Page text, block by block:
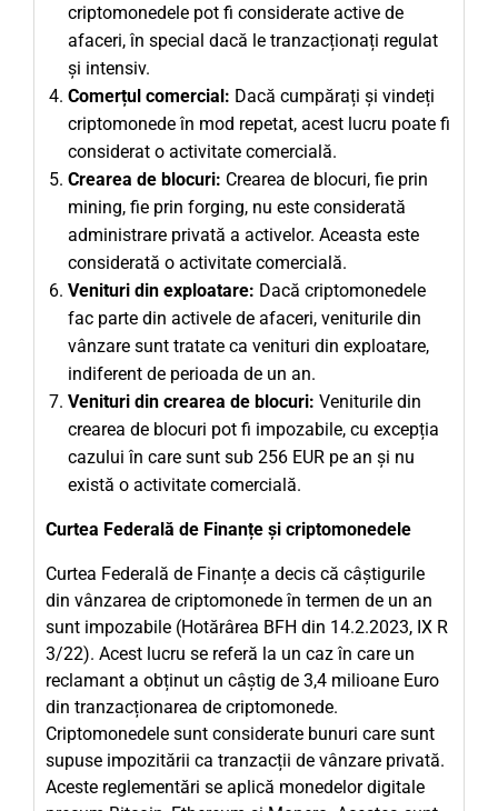
criptomonedele pot fi considerate active de
afaceri, în special dacă le tranzacționați regulat
și intensiv.
Comerțul comercial: Dacă cumpărați și vindeți
criptomonede în mod repetat, acest lucru poate fi
considerat o activitate comercială.
Crearea de blocuri: Crearea de blocuri, fie prin
mining, fie prin forging, nu este considerată
administrare privată a activelor. Aceasta este
considerată o activitate comercială.
Venituri din exploatare: Dacă criptomonedele
fac parte din activele de afaceri, veniturile din
vânzare sunt tratate ca venituri din exploatare,
indiferent de perioada de un an.
Venituri din crearea de blocuri: Veniturile din
crearea de blocuri pot fi impozabile, cu excepția
cazului în care sunt sub 256 EUR pe an și nu
există o activitate comercială.
Curtea Federală de Finanțe și criptomonedele
Curtea Federală de Finanțe a decis că câștigurile
din vânzarea de criptomonede în termen de un an
sunt impozabile (Hotărârea BFH din 14.2.2023, IX R
3/22). Acest lucru se referă la un caz în care un
reclamant a obținut un câștig de 3,4 milioane Euro
din tranzacționarea de criptomonede.
Criptomonedele sunt considerate bunuri care sunt
supuse impozitării ca tranzacții de vânzare privată.
Aceste reglementări se aplică monedelor digitale